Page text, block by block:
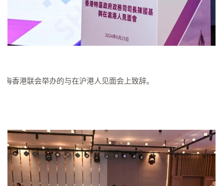
海香港联会举办的与在沪港人见面会上致辞。